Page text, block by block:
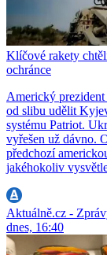
Klíčové rakety
ochránce
Americký
od slibu udělit
systému Patriot.
vyřešen už dávno.
předchozí
jakéhokoliv
Aktuálně.cz -
dnes, 16:40